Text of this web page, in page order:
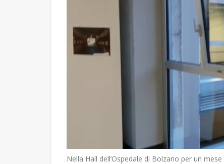
Nella Hall dell’Ospedale di Bolzano per un